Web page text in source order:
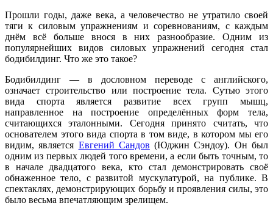
Прошли годы, даже века, а человечество не утратило своей
тяги к силовым упражнениям и соревнованиям, с каждым
днём всё больше внося в них разнообразие. Одним из
популярнейших видов силовых упражнений сегодня стал
бодибилдинг. Что же это такое?
Бодибилдинг — в дословном переводе с английского,
означает строительство или построение тела. Сутью этого
вида спорта является развитие всех групп мышц,
направленное на построение определённых форм тела,
считающихся эталонными. Сегодня принято считать, что
основателем этого вида спорта в том виде, в котором мы его
видим, является Евгений Сандов (Юджин Сэндоу). Он был
одним из первых людей того времени, а если быть точным, то
в начале двадцатого века, кто стал демонстрировать своё
обнаженное тело, с развитой мускулатурой, на публике. В
спектаклях, демонстрирующих борьбу и проявления силы, это
было весьма впечатляющим зрелищем.